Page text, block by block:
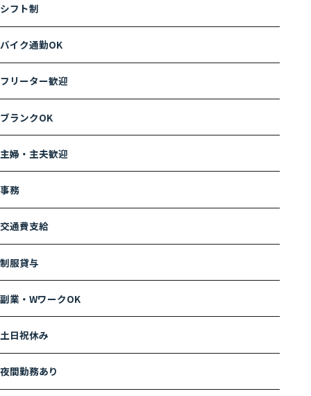
シフト制
バイク通勤OK
フリーター歓迎
ブランクOK
主婦・主夫歓迎
事務
交通費支給
制服貸与
副業・WワークOK
土日祝休み
夜間勤務あり